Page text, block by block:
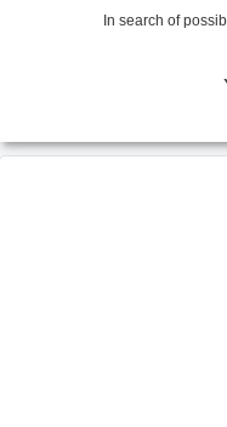
In search of